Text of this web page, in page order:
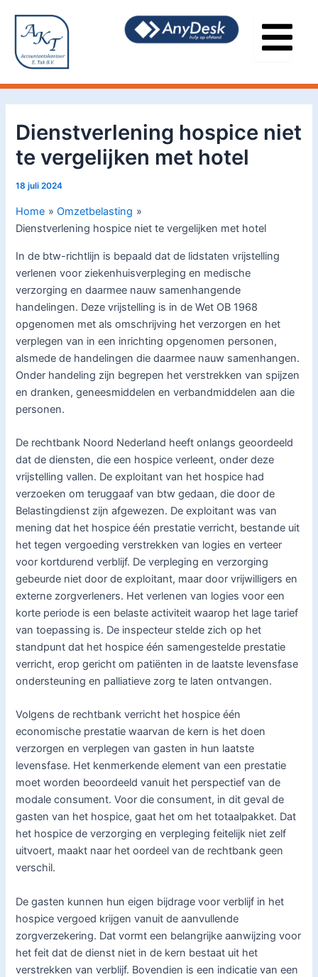
inhoud
Dienstverlening hospice niet
te vergelijken met hotel
18 juli 2024
Home
Omzetbelasting
Dienstverlening hospice niet te vergelijken met hotel
In de btw-richtlijn is bepaald dat de lidstaten vrijstelling
verlenen voor ziekenhuisverpleging en medische
verzorging en daarmee nauw samenhangende
handelingen. Deze vrijstelling is in de Wet OB 1968
opgenomen met als omschrijving het verzorgen en het
verplegen van in een inrichting opgenomen personen,
alsmede de handelingen die daarmee nauw samenhangen.
Onder handeling zijn begrepen het verstrekken van spijzen
en dranken, geneesmiddelen en verbandmiddelen aan die
personen.
De rechtbank Noord Nederland heeft onlangs geoordeeld
dat de diensten, die een hospice verleent, onder deze
vrijstelling vallen. De exploitant van het hospice had
verzoeken om teruggaaf van btw gedaan, die door de
Belastingdienst zijn afgewezen. De exploitant was van
mening dat het hospice één prestatie verricht, bestande uit
het tegen vergoeding verstrekken van logies en verteer
voor kortdurend verblijf. De verpleging en verzorging
gebeurde niet door de exploitant, maar door vrijwilligers en
externe zorgverleners. Het verlenen van logies voor een
korte periode is een belaste activiteit waarop het lage tarief
van toepassing is. De inspecteur stelde zich op het
standpunt dat het hospice één samengestelde prestatie
verricht, erop gericht om patiënten in de laatste levensfase
ondersteuning en palliatieve zorg te laten ontvangen.
Volgens de rechtbank verricht het hospice één
economische prestatie waarvan de kern is het doen
verzorgen en verplegen van gasten in hun laatste
levensfase. Het kenmerkende element van een prestatie
moet worden beoordeeld vanuit het perspectief van de
modale consument. Voor die consument, in dit geval de
gasten van het hospice, gaat het om het totaalpakket. Dat
het hospice de verzorging en verpleging feitelijk niet zelf
uitvoert, maakt naar het oordeel van de rechtbank geen
verschil.
De gasten kunnen hun eigen bijdrage voor verblijf in het
hospice vergoed krijgen vanuit de aanvullende
zorgverzekering. Dat vormt een belangrijke aanwijzing voor
het feit dat de dienst niet in de kern bestaat uit het
verstrekken van verblijf. Bovendien is een indicatie van een
navigatie